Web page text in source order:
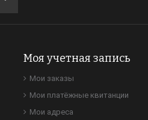
Моя учетная запись
Мои заказы
Мои платёжные квитанции
Мои адреса